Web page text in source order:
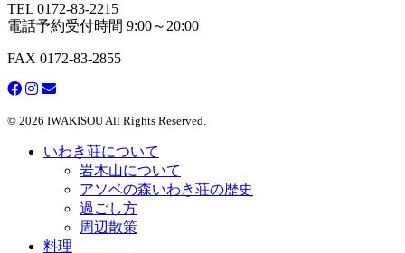
TEL 0172-83-2215
電話予約受付時間 9:00～20:00
FAX 0172-83-2855
© 2026 IWAKISOU All Rights Reserved.
いわき荘について
岩木山について
アソベの森いわき荘の歴史
過ごし方
周辺散策
料理